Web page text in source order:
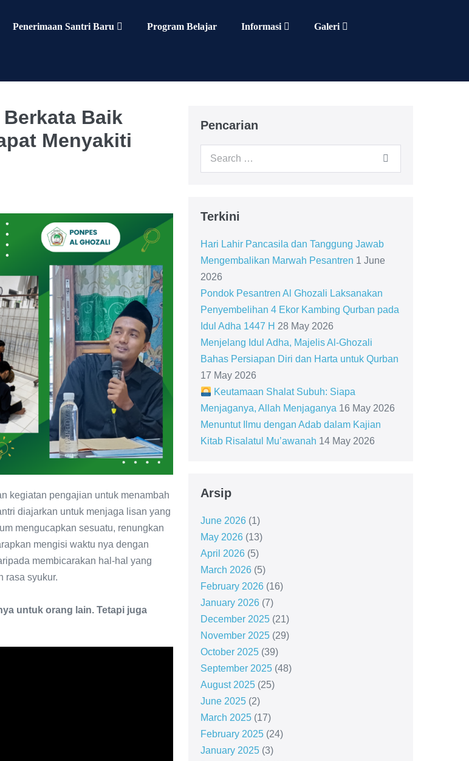
Penerimaan Santri Baru Program Belajar Informasi Galeri
Baik
Menyakiti
kegiatan pengajian untuk menambah
diajarkan untuk menjaga lisan yang
mengucapkan sesuatu, renungkan
mengisi waktu nya dengan
membicarakan hal-hal yang
rasa syukur.
untuk orang lain. Tetapi juga
Pencarian
Search
Terkini
Hari Lahir Pancasila dan Tanggung Jawab
Mengembalikan Marwah Pesantren 1 June
2026
Pondok Pesantren Al Ghozali Laksanakan
Penyembelihan 4 Ekor Kambing Qurban pada
Idul Adha 1447 H 28 May 2026
Menjelang Idul Adha, Majelis Al-Ghozali
Bahas Persiapan Diri dan Harta untuk Qurban
17 May 2026
Keutamaan Shalat Subuh: Siapa
Menjaganya, Allah Menjaganya 16 May 2026
Menuntut Ilmu dengan Adab dalam Kajian
Kitab Risalatul Mu’awanah 14 May 2026
Arsip
June 2026(1)
May 2026(13)
April 2026(5)
March 2026(5)
February 2026(16)
January 2026(7)
December 2025(21)
November 2025(29)
October 2025(39)
September 2025(48)
August 2025(25)
June 2025(2)
March 2025(17)
February 2025(24)
January 2025(3)